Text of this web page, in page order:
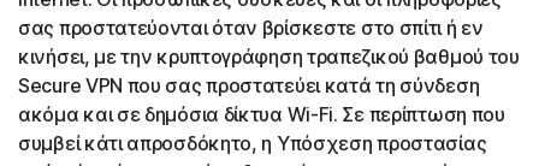
σας προστατεύονται όταν βρίσκεστε στο σπίτι ή εν
κινήσει, με την κρυπτογράφηση τραπεζικού βαθμού του
Secure VPN που σας προστατεύει κατά τη σύνδεση
ακόμα και σε δημόσια δίκτυα Wi-Fi. Σε περίπτωση που
συμβεί κάτι απροσδόκητο, η Υπόσχεση προστασίας